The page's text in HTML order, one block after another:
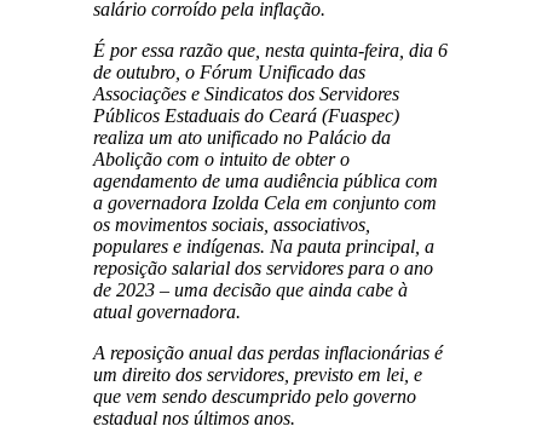
salário corroído pela inflação.
É por essa razão que, nesta quinta-feira, dia 6
de outubro, o Fórum Unificado das
Associações e Sindicatos dos Servidores
Públicos Estaduais do Ceará (Fuaspec)
realiza um ato unificado no Palácio da
Abolição com o intuito de obter o
agendamento de uma audiência pública com
a governadora Izolda Cela em conjunto com
os movimentos sociais, associativos,
populares e indígenas. Na pauta principal, a
reposição salarial dos servidores para o ano
de 2023 – uma decisão que ainda cabe à
atual governadora.
A reposição anual das perdas inflacionárias é
um direito dos servidores, previsto em lei, e
que vem sendo descumprido pelo governo
estadual nos últimos anos.